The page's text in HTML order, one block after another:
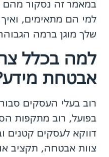
במאמר זה נסקור מהם
למי הם מתאימים,
שלך מוגן ברמה
למה בכלל
אבטחת
רוב בעלי העסקים
בפועל, רוב מתקפות
דווקא לעסקים קטנים
צוות אבטחה, תקציב